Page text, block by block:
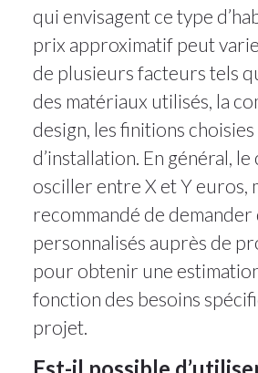
qui envisagent ce type
prix approximatif peut
de plusieurs facteurs tels
des matériaux utilisés, la
design, les finitions
d’installation. En général,
osciller entre X et Y euros,
recommandé de demander
personnalisés auprès de
pour obtenir une
fonction des besoins
projet.
Est-il possible